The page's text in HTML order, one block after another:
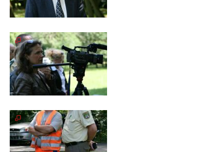
2024
2023
Galerie
2022
Galerie
2021
2020
Galerie
2019